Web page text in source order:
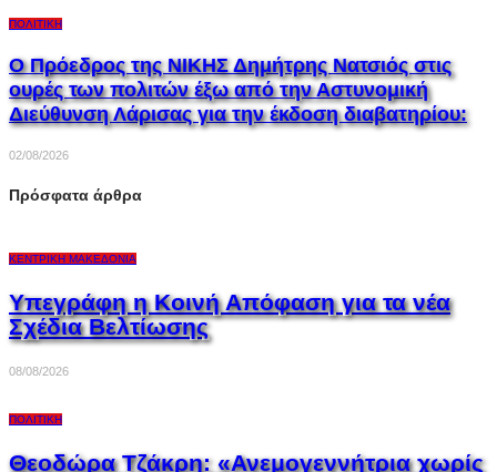
ΠΟΛΙΤΙΚΉ
Ο Πρόεδρος της ΝΙΚΗΣ Δημήτρης Νατσιός στις
ουρές των πολιτών έξω από την Αστυνομική
Διεύθυνση Λάρισας για την έκδοση διαβατηρίου:
02/08/2026
Πρόσφατα άρθρα
ΚΕΝΤΡΙΚΉ ΜΑΚΕΔΟΝΊΑ
Υπεγράφη η Κοινή Απόφαση για τα νέα
Σχέδια Βελτίωσης
08/08/2026
ΠΟΛΙΤΙΚΉ
Θεοδώρα Τζάκρη: «Ανεμογεννήτρια χωρίς